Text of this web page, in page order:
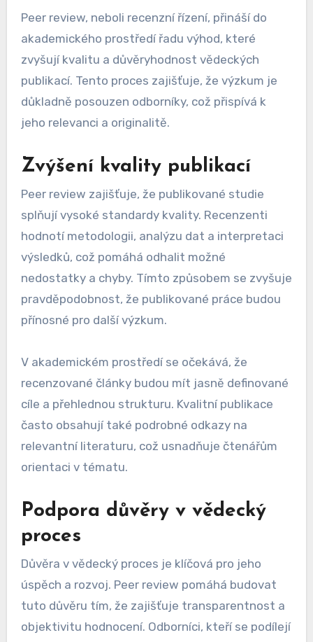
Peer review, neboli recenzní řízení, přináší do
akademického prostředí řadu výhod, které
zvyšují kvalitu a důvěryhodnost vědeckých
publikací. Tento proces zajišťuje, že výzkum je
důkladně posouzen odborníky, což přispívá k
jeho relevanci a originalitě.
Zvýšení kvality publikací
Peer review zajišťuje, že publikované studie
splňují vysoké standardy kvality. Recenzenti
hodnotí metodologii, analýzu dat a interpretaci
výsledků, což pomáhá odhalit možné
nedostatky a chyby. Tímto způsobem se zvyšuje
pravděpodobnost, že publikované práce budou
přínosné pro další výzkum.
V akademickém prostředí se očekává, že
recenzované články budou mít jasně definované
cíle a přehlednou strukturu. Kvalitní publikace
často obsahují také podrobné odkazy na
relevantní literaturu, což usnadňuje čtenářům
orientaci v tématu.
Podpora důvěry v vědecký
proces
Důvěra v vědecký proces je klíčová pro jeho
úspěch a rozvoj. Peer review pomáhá budovat
tuto důvěru tím, že zajišťuje transparentnost a
objektivitu hodnocení. Odborníci, kteří se podílejí